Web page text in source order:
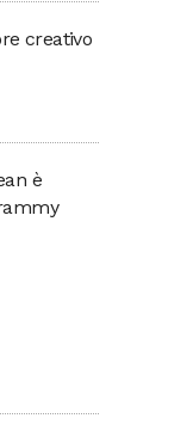
creativo
è